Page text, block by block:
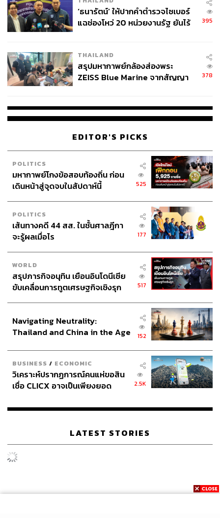
‘ธนารัตน์’ ให้ปากคำตำรวจไซเบอร์
แฉช่องโหว่ 20 หน่วยงานรัฐ ยันไร้
395
THAILAND
สรุปมหากาพย์กล้องส่องพระ
ZEISS Blue Marine จากสัญญา
จ่ายหนี้-แอบระบุแบรนด์
378
EDITOR'S PICKS
POLITICS
มหากาพย์โกงข้อสอบท้องถิ่น ก่อน
เดินหน้าสู่จุดจบในสัปดาห์นี้
525
POLITICS
เส้นทางคดี 44 สส. ในชั้นศาลฎีกา
จะรู้ผลเมื่อไร
177
WORLD
สรุปภารกิจอนุทิน เยือนอินโดนีเซีย
ขับเคลื่อนการทูตเศรษฐกิจเชิงรุก
517
Navigating Neutrality:
Thailand and China in the Age
152
BUSINESS / ECONOMIC
วิเคราะห์ปรากฏการณ์คนแห่ขอสิน
เชื่อ CLICX อาจเป็นเพียงยอด
เรือนไทยที่ถูกซุกไว้
2.5K
LATEST STORIES